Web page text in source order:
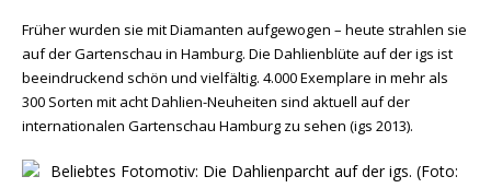
Früher wurden sie mit Diamanten aufgewogen – heute strahlen sie
auf der Gartenschau in Hamburg. Die Dahlienblüte auf der igs ist
beeindruckend schön und vielfältig. 4.000 Exemplare in mehr als
300 Sorten mit acht Dahlien-Neuheiten sind aktuell auf der
internationalen Gartenschau Hamburg zu sehen (igs 2013).